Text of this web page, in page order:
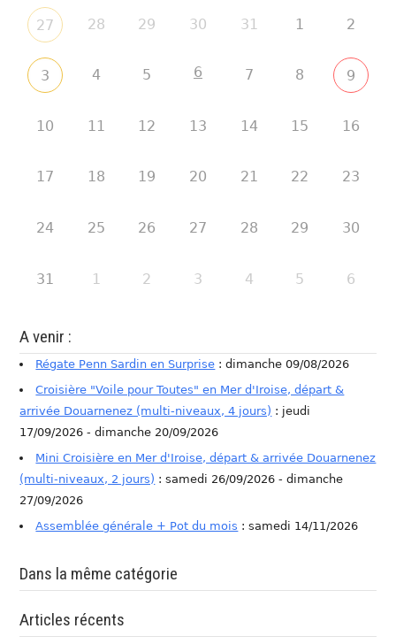
27 28 29 30 31 1 2
3 4 5 6 7 8 9
10 11 12 13 14 15 16
17 18 19 20 21 22 23
24 25 26 27 28 29 30
31 1 2 3 4 5 6
A venir :
Régate Penn Sardin en Surprise : dimanche 09/08/2026
Croisière "Voile pour Toutes" en Mer d'Iroise, départ &
arrivée Douarnenez (multi-niveaux, 4 jours) : jeudi
17/09/2026 - dimanche 20/09/2026
Mini Croisière en Mer d'Iroise, départ & arrivée Douarnenez
(multi-niveaux, 2 jours) : samedi 26/09/2026 - dimanche
27/09/2026
Assemblée générale + Pot du mois : samedi 14/11/2026
Dans la même catégorie
Articles récents